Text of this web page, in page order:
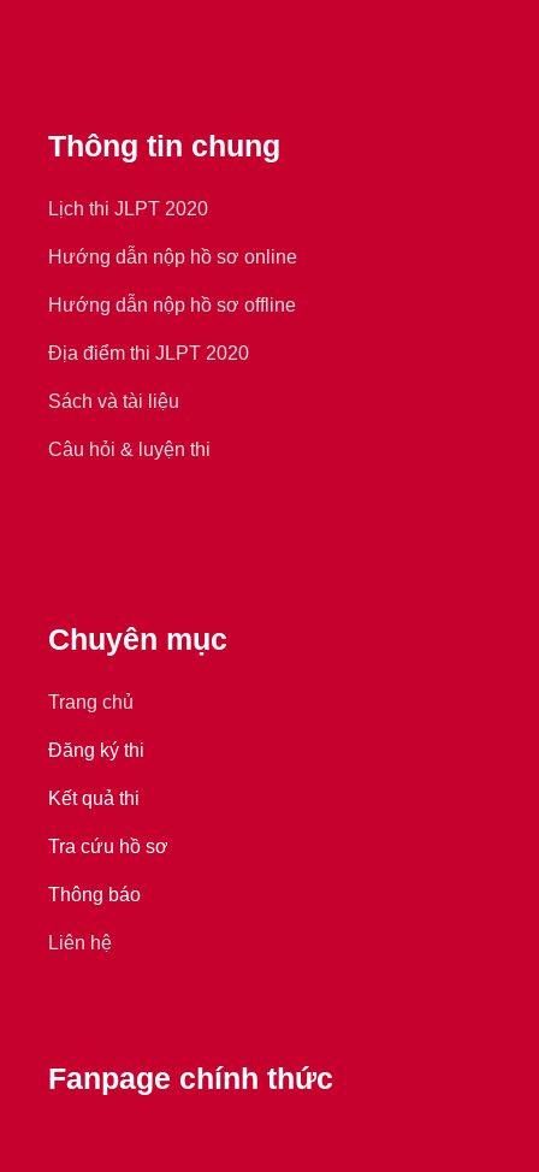
Thông tin chung
Lịch thi JLPT 2020
Hướng dẫn nộp hồ sơ online
Hướng dẫn nộp hồ sơ offline
Địa điểm thi JLPT 2020
Sách và tài liệu
Câu hỏi & luyện thi
Chuyên mục
Trang chủ
Đăng ký thi
Kết quả thi
Tra cứu hồ sơ
Thông báo
Liên hệ
Fanpage chính thức